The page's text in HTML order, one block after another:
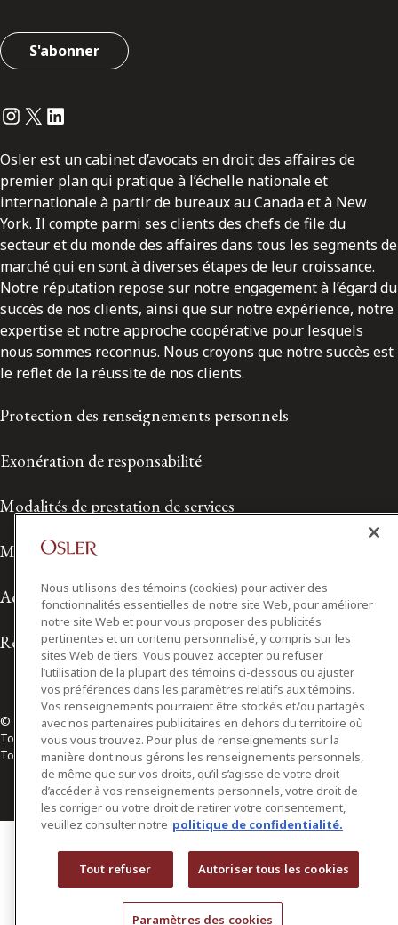
S'abonner
Instagram
Twitter
LinkedIn
Osler est un cabinet d’avocats en droit des affaires de
premier plan qui pratique à l’échelle nationale et
internationale à partir de bureaux au Canada et à New
York. Il compte parmi ses clients des chefs de file du
secteur et du monde des affaires dans tous les segments de
marché qui en sont à diverses étapes de leur croissance.
Notre réputation repose sur notre engagement à l’égard du
succès de nos clients, ainsi que sur notre expérience, notre
expertise et notre approche coopérative pour lesquels
nous sommes reconnus. Nous croyons que notre succès est
le reflet de la réussite de nos clients.
Protection des renseignements personnels
Exonération de responsabilité
Modalités de prestation de services
Modalités d'utilisation
Accessibilité
Relations avec les médias
© 2026 Osler, Hoskin & Harcourt S.E.N.C.R.L./s.r.l.
Tous droits réservés
Toronto | Montréal | Calgary | Vancouver | Ottawa | New York
Nous utilisons des témoins (cookies) pour activer des
fonctionnalités essentielles de notre site Web, pour améliorer
notre site Web et pour vous proposer des publicités
pertinentes et un contenu personnalisé, y compris sur les
sites Web de tiers. Vous pouvez accepter ou refuser
l’utilisation de la plupart des témoins ci-dessous ou ajuster
vos préférences dans les paramètres relatifs aux témoins.
Vos renseignements pourraient être stockés et/ou partagés
avec nos partenaires publicitaires en dehors du territoire où
vous vous trouvez. Pour plus de renseignements sur la
manière dont nous gérons les renseignements personnels,
de même que sur vos droits, qu’il s’agisse de votre droit
d’accéder à vos renseignements personnels, votre droit de
les corriger ou votre droit de retirer votre consentement,
veuillez consulter notre politique de confidentialité.
Tout refuser Autoriser tous les cookies
Paramètres des cookies